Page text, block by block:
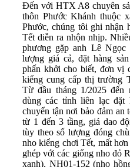
Đến với HTX A8 chuyên
thôn Phước Khánh thuộc
Phước, chúng tôi ghi nhận
Tết diễn ra nhộn nhịp.
phương gặp anh Lê
lượng giá cả, đặt hàng
phấn khởi cho biết, đơn vị
kiểng cung cấp thị trường
Từ đầu tháng 1/2025 đến
dùng các tỉnh liên lạc
chuyển tận nơi bảo đảm an
từ 1 đến 3 tầng, giá dao
tùy theo số lượng đóng
nho kiểng chơi Tết, mất
ghép với các giống nho đỏ
xanh), NH01-152 (nho